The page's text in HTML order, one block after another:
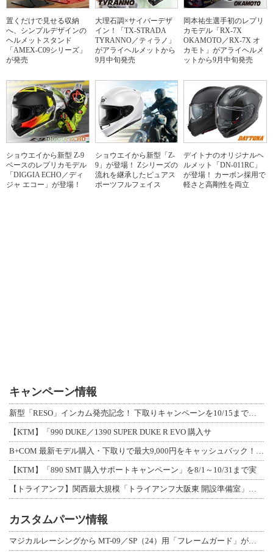
置くだけで見せる収納
へ、シンプルデザインの
ヘルメットスタンド
「AMEX-C09シリーズ」
が発売
大理石調×サイバーデザ
イン！「TX-STRADA
TYRANNO／ティラノ」
がアライヘルメットから
9月中旬発売
岡本祐生選手初のレプリ
カモデル「RX-7X
OKAMOTO／RX-7X オ
カモト」がアライヘルメ
ットから9月中旬発売
ショウエイから新型 Z-9
ベースのレプリカモデル
「DIGGIA ECHO／ディ
ジャ エコー」が登場！
ショウエイから新型「Z-
9」が登場！ Zシリーズの
流れを継承したピュアス
ポーツフルフェイス
デイトナのオリジナルヘ
ルメット「DN-011RC」
が登場！ カーボン採用で
軽さと高剛性を両立
キャンペーン情報
新型「RESO」インカム発売記念！ 下取りキャンペーンを10/15まで延長して開
【KTM】「990 DUKE／1390 SUPER DUKE R EVO 購入サ
B+COM 最新モデル購入・下取りで最大9,000円をキャッシュバック！「B+F
【KTM】「890 SMT 購入サポートキャンペーン」を8/1～10/31まで実
【トライアンフ】関西最大規模「トライアンフ大阪東 開設準備室」がオープン！ 限定
カスタムパーツ情報
マジカルレーシングから MT-09／SP（24）用「フレームガード」が登場！